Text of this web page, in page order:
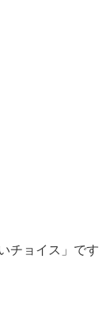
チョイス」です